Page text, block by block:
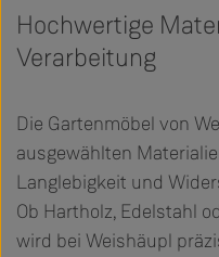
Hochwertige
Verarbeitung
Die Gartenmöbel von
ausgewählten
Langlebigkeit und
Ob Hartholz, Edelstahl
wird bei Weishäupl